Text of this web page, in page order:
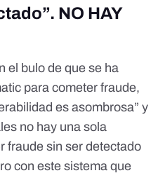
NO HAY
el bulo de que se ha
para cometer fraude,
es asombrosa” y
no hay una sola
fraude sin ser detectado
con este sistema que